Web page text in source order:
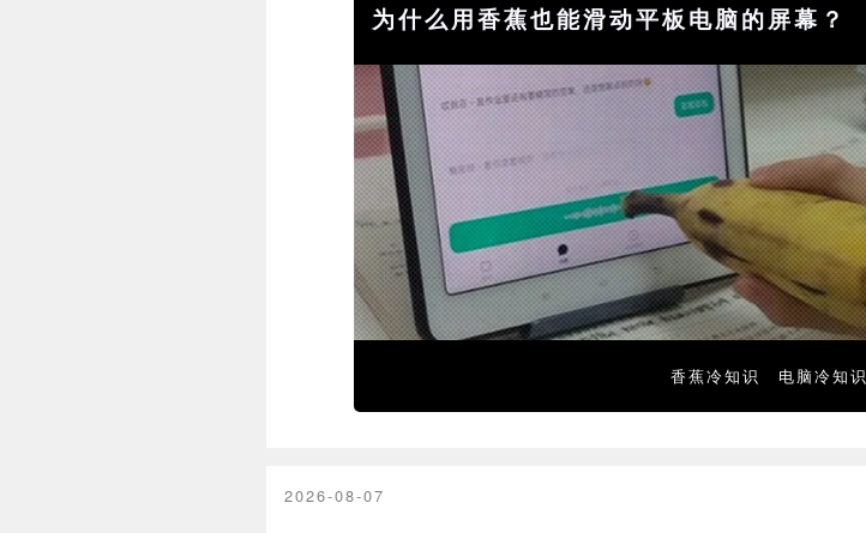
为什么用香蕉也能滑动平板电脑的屏幕？
香蕉冷知识 电脑冷知识
2026-08-07